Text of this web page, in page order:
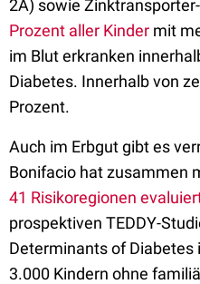
2A) sowie
Prozent aller Kinder mit
im Blut erkranken
Diabetes. Innerhalb von
Prozent.
Auch im Erbgut gibt es
Bonifacio hat zusammen
41 Risikoregionen
prospektiven TEDDY-
Determinants of Diabetes
3.000 Kindern ohne